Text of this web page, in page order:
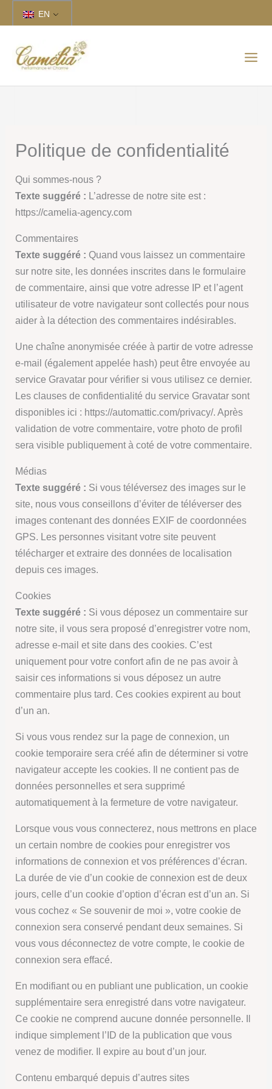
to
EN
Politique de confidentialité
Qui sommes-nous ?
Texte suggéré : L’adresse de notre site est :
https://camelia-agency.com
Commentaires
Texte suggéré : Quand vous laissez un commentaire
sur notre site, les données inscrites dans le formulaire
de commentaire, ainsi que votre adresse IP et l’agent
utilisateur de votre navigateur sont collectés pour nous
aider à la détection des commentaires indésirables.
Une chaîne anonymisée créée à partir de votre adresse
e-mail (également appelée hash) peut être envoyée au
service Gravatar pour vérifier si vous utilisez ce dernier.
Les clauses de confidentialité du service Gravatar sont
disponibles ici : https://automattic.com/privacy/. Après
validation de votre commentaire, votre photo de profil
sera visible publiquement à coté de votre commentaire.
Médias
Texte suggéré : Si vous téléversez des images sur le
site, nous vous conseillons d’éviter de téléverser des
images contenant des données EXIF de coordonnées
GPS. Les personnes visitant votre site peuvent
télécharger et extraire des données de localisation
depuis ces images.
Cookies
Texte suggéré : Si vous déposez un commentaire sur
notre site, il vous sera proposé d’enregistrer votre nom,
adresse e-mail et site dans des cookies. C’est
uniquement pour votre confort afin de ne pas avoir à
saisir ces informations si vous déposez un autre
commentaire plus tard. Ces cookies expirent au bout
d’un an.
Si vous vous rendez sur la page de connexion, un
cookie temporaire sera créé afin de déterminer si votre
navigateur accepte les cookies. Il ne contient pas de
données personnelles et sera supprimé
automatiquement à la fermeture de votre navigateur.
Lorsque vous vous connecterez, nous mettrons en place
un certain nombre de cookies pour enregistrer vos
informations de connexion et vos préférences d’écran.
La durée de vie d’un cookie de connexion est de deux
jours, celle d’un cookie d’option d’écran est d’un an. Si
vous cochez « Se souvenir de moi », votre cookie de
connexion sera conservé pendant deux semaines. Si
vous vous déconnectez de votre compte, le cookie de
connexion sera effacé.
En modifiant ou en publiant une publication, un cookie
supplémentaire sera enregistré dans votre navigateur.
Ce cookie ne comprend aucune donnée personnelle. Il
indique simplement l’ID de la publication que vous
venez de modifier. Il expire au bout d’un jour.
Contenu embarqué depuis d’autres sites